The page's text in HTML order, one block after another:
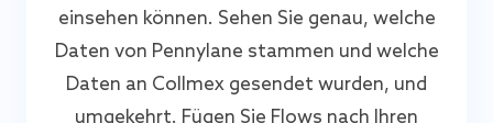
einsehen können. Sehen Sie genau, welche
Daten von Pennylane stammen und welche
Daten an Collmex gesendet wurden, und
umgekehrt. Fügen Sie Flows nach Ihren